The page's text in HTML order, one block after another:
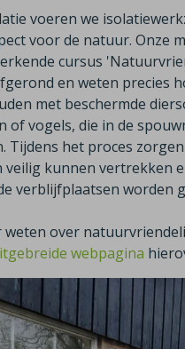
voeren we
voor de natuur. Onze
cursus
en weten precies
met beschermde
of vogels, die in de
Tijdens het proces
veilig kunnen vertrekken
verblijfplaatsen worden
weten over
webpagina